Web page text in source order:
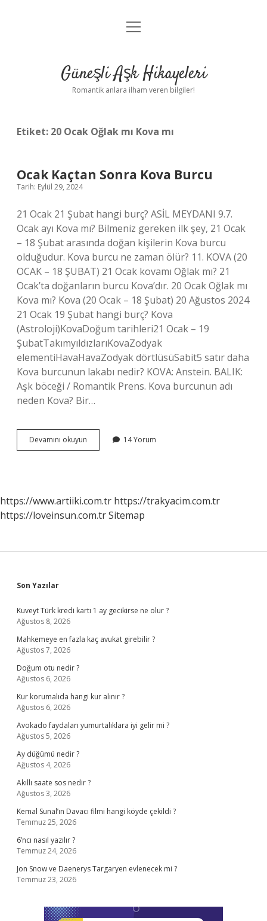
Anasayfa
Yasal Uyarı
menüyü
Güneşli Aşk Hikayeleri
Romantik anlara ilham veren bilgiler!
Etiket: 20 Ocak Oğlak mı Kova mı
Ocak Kaçtan Sonra Kova Burcu
Tarih: Eylül 29, 2024
21 Ocak 21 Şubat hangi burç? ASİL MEYDANI 9.7.
Ocak ayı Kova mı? Bilmeniz gereken ilk şey, 21 Ocak
– 18 Şubat arasında doğan kişilerin Kova burcu
olduğudur. Kova burcu ne zaman ölür? 11. KOVA (20
OCAK – 18 ŞUBAT) 21 Ocak kovamı Oğlak mı? 21
Ocak’ta doğanların burcu Kova’dır. 20 Ocak Oğlak mı
Kova mı? Kova (20 Ocak – 18 Şubat) 20 Ağustos 2024
21 Ocak 19 Şubat hangi burç? Kova
(Astroloji)KovaDoğum tarihleri21 Ocak – 19
ŞubatTakımyıldızlarıKovaZodyak
elementiHavaHavaZodyak dörtlüsüSabit5 satır daha
Kova burcunun lakabı nedir? KOVA: Anstein. BALIK:
Aşk böceği / Romantik Prens. Kova burcunun adı
neden Kova? Bir…
Devamını okuyun
Kaçtan
14 Yorum
https://www.artiiki.com.tr https://trakyacim.com.tr
https://loveinsun.com.trSitemap
Sidebar
Son Yazılar
Kuveyt Türk kredi kartı 1 ay gecikirse ne olur ?
Ağustos 8, 2026
Mahkemeye en fazla kaç avukat girebilir ?
Ağustos 7, 2026
Doğum otu nedir ?
Ağustos 6, 2026
Kur korumalıda hangi kur alınır ?
Ağustos 6, 2026
Avokado faydaları yumurtalıklara iyi gelir mi ?
Ağustos 5, 2026
Ay düğümü nedir ?
Ağustos 4, 2026
Akıllı saate sos nedir ?
Ağustos 3, 2026
Kemal Sunal’ın Davacı filmi hangi köyde çekildi ?
Temmuz 25, 2026
6’ncı nasıl yazılır ?
Temmuz 24, 2026
Jon Snow ve Daenerys Targaryen evlenecek mi ?
Temmuz 23, 2026